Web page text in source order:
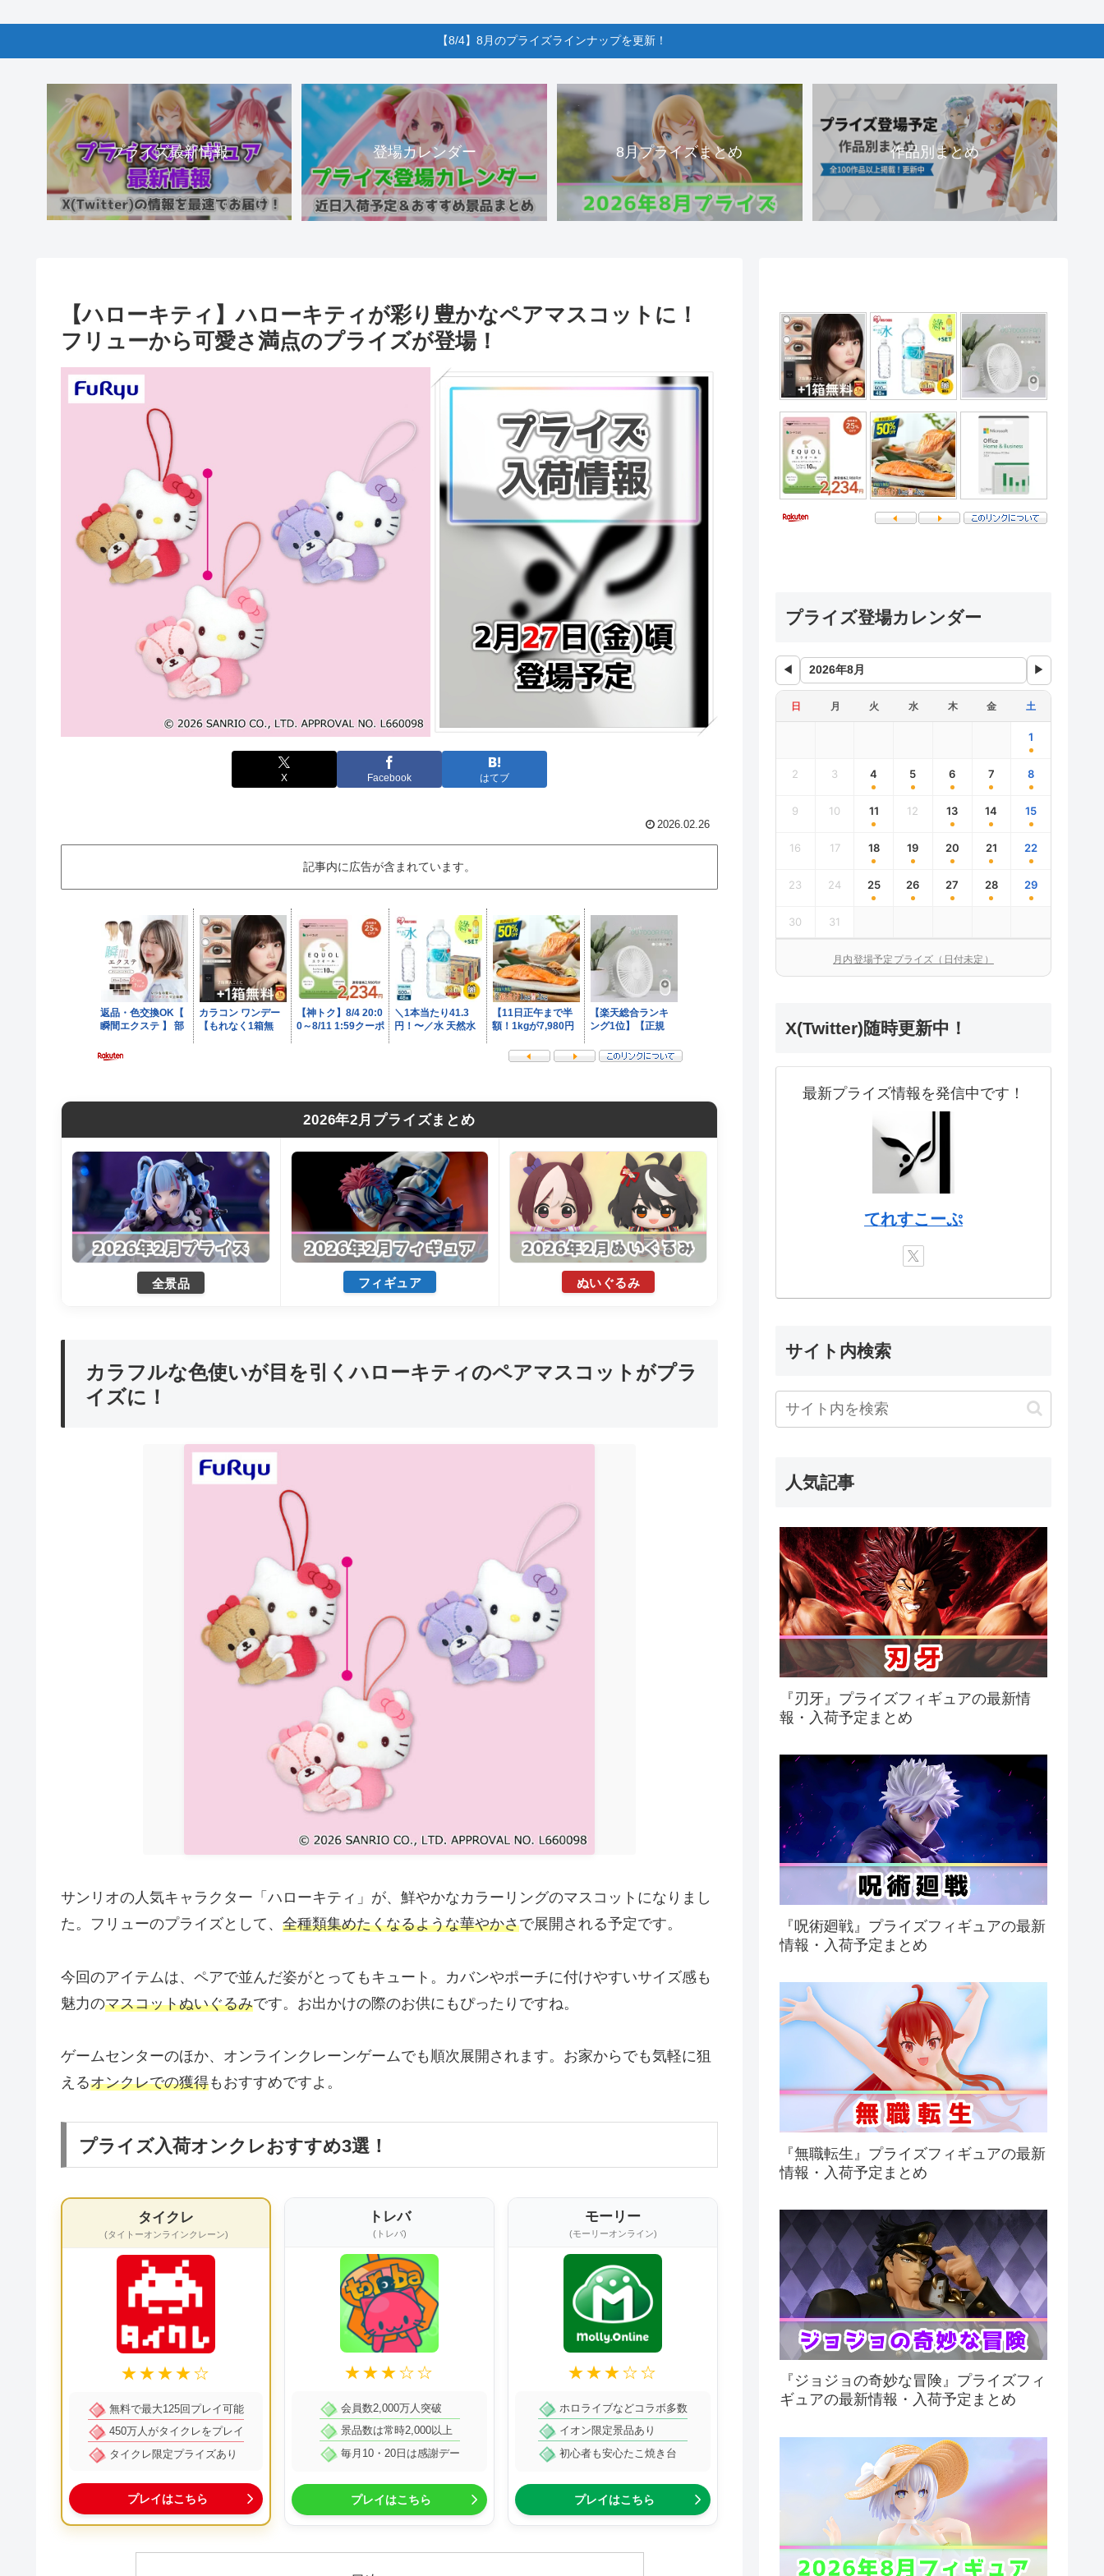
【8/4】8月のプライズラインナップを更新！
プライズ最新情報 登場カレンダー 8月プライズまとめ 作品別まとめ
【ハローキティ】ハローキティが彩り豊かなペアマスコットに！
フリューから可愛さ満点のプライズが登場！
X Facebook はてブ
2026.02.26
記事内に広告が含まれています。
2026年2月プライズまとめ
全景品 フィギュア ぬいぐるみ
カラフルな色使いが目を引くハローキティのペアマスコットがプラ
イズに！
サンリオの人気キャラクター「ハローキティ」が、鮮やかなカラーリングのマスコットになりまし
た。フリューのプライズとして、 全種類集めたくなるような華やかさで展開される予定です。
今回のアイテムは、ペアで並んだ姿がとってもキュート。カバンやポーチに付けやすいサイズ感も
魅力のマスコットぬいぐるみです。お出かけの際のお供にもぴったりですね。
ゲームセンターのほか、オンラインクレーンゲームでも順次展開されます。お家からでも気軽に狙
えるオンクレでの獲得もおすすめですよ。
プライズ入荷オンクレおすすめ3選！
タイクレ
(タイトーオンラインクレーン)
★★★★☆
無料で最大125回プレイ可能
450万人がタイクレをプレイ
タイクレ限定プライズあり
プレイはこちら
トレバ
(トレバ)
★★★☆☆
会員数2,000万人突破
景品数は常時2,000以上
毎月10・20日は感謝デー
プレイはこちら
モーリー
(モーリーオンライン)
★★★☆☆
ホロライブなどコラボ多数
イオン限定景品あり
初心者も安心たこ焼き台
プレイはこちら
プライズ登場カレンダー
◀ ▶
日 月 火 水 木 金 土
1
2 3 4 5 6 7 8
9 10 11 12 13 14 15
16 17 18 19 20 21 22
23 24 25 26 27 28 29
30 31
月内登場予定プライズ（日付未定）
X(Twitter)随時更新中！
最新プライズ情報を発信中です！
てれすこーぷ
サイト内検索
人気記事
『刃牙』プライズフィギュアの最新情
報・入荷予定まとめ
『呪術廻戦』プライズフィギュアの最新
情報・入荷予定まとめ
『無職転生』プライズフィギュアの最新
情報・入荷予定まとめ
『ジョジョの奇妙な冒険』プライズフィ
ギュアの最新情報・入荷予定まとめ